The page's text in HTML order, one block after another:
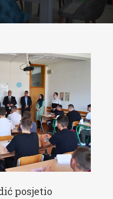
posjetio